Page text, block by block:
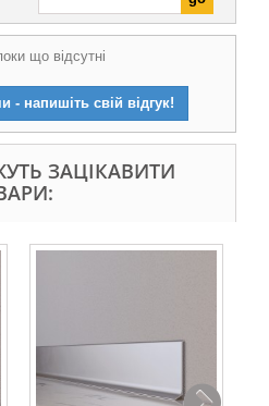
що відсутні
напишіть свій відгук!
ЗАЦІКАВИТИ